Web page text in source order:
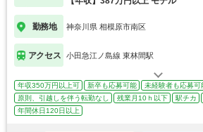
勤務地 神奈川県 相模原市南区
アクセス 小田急江ノ島線 東林間駅
年収350万円以上可 新卒も応募可能
未経験者も応募可
原則、引越しを伴う転勤なし
残業月10ｈ以下 駅チカ
年間休日120日以上